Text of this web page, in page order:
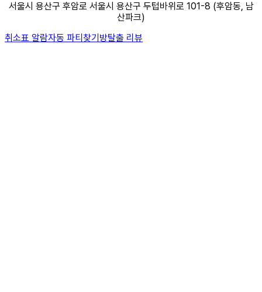
서울시 용산구 후암로 서울시 용산구 두텁바위로 101-8 (후암동, 남
산파크)
취소표 알람자동 파티찾기방탈출 리뷰